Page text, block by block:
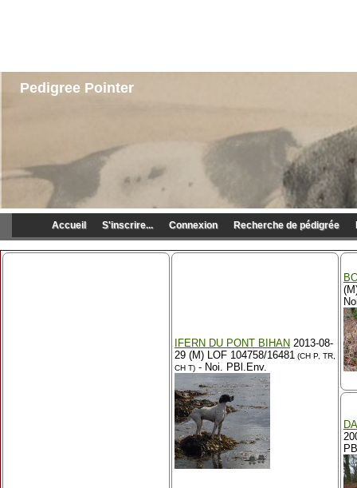
Pedigree Pointer
Accueil S'inscrire... Connexion Recherche de pédigrée
IFERN DU PONT BIHAN 2013-08-
29 (M) LOF 104758/16481 (CH P, TR,
CH T) - Noi. PBl.Env.